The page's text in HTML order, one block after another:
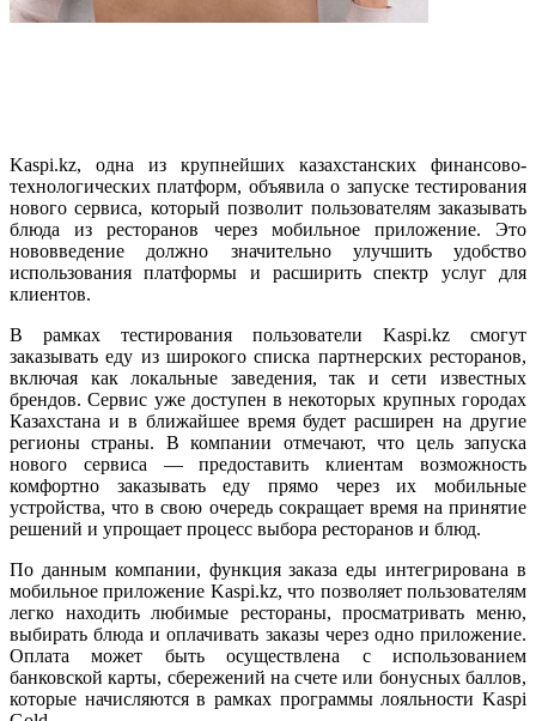
Kaspi.kz, одна из крупнейших казахстанских финансово-
технологических платформ, объявила о запуске тестирования
нового сервиса, который позволит пользователям заказывать
блюда из ресторанов через мобильное приложение. Это
нововведение должно значительно улучшить удобство
использования платформы и расширить спектр услуг для
клиентов.
В рамках тестирования пользователи Kaspi.kz смогут
заказывать еду из широкого списка партнерских ресторанов,
включая как локальные заведения, так и сети известных
брендов. Сервис уже доступен в некоторых крупных городах
Казахстана и в ближайшее время будет расширен на другие
регионы страны. В компании отмечают, что цель запуска
нового сервиса — предоставить клиентам возможность
комфортно заказывать еду прямо через их мобильные
устройства, что в свою очередь сокращает время на принятие
решений и упрощает процесс выбора ресторанов и блюд.
По данным компании, функция заказа еды интегрирована в
мобильное приложение Kaspi.kz, что позволяет пользователям
легко находить любимые рестораны, просматривать меню,
выбирать блюда и оплачивать заказы через одно приложение.
Оплата может быть осуществлена с использованием
банковской карты, сбережений на счете или бонусных баллов,
которые начисляются в рамках программы лояльности Kaspi